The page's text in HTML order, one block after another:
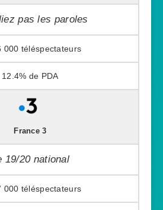
pas les paroles
000
12.4%
France 3
19/20 national
000